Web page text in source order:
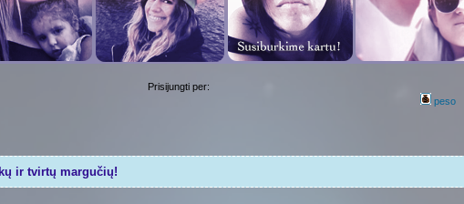
Prisijungti per:
peso
ir tvirtų margučių!